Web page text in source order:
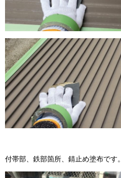
付帯部、鉄部箇所、錆止め塗布です。